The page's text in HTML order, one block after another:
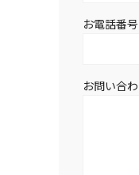
お電話番
お問い合